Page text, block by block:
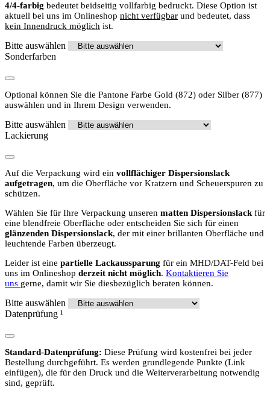
4/4-farbig bedeutet beidseitig vollfarbig bedruckt. Diese Option ist
aktuell bei uns im Onlineshop nicht verfügbar und bedeutet, dass
kein Innendruck möglich ist.
Bitte auswählen
Sonderfarben
Optional können Sie die Pantone Farbe Gold (872) oder Silber (877)
auswählen und in Ihrem Design verwenden.
Bitte auswählen
Lackierung
Auf die Verpackung wird ein vollflächiger Dispersionslack
aufgetragen, um die Oberfläche vor Kratzern und Scheuerspuren zu
schützen.
Wählen Sie für Ihre Verpackung unseren matten Dispersionslack für
eine blendfreie Oberfläche oder entscheiden Sie sich für einen
glänzenden Dispersionslack, der mit einer brillanten Oberfläche und
leuchtende Farben überzeugt.
Leider ist eine partielle Lackaussparung für ein MHD/DAT-Feld bei
uns im Onlineshop derzeit nicht möglich. Kontaktieren Sie
uns gerne, damit wir Sie diesbezüglich beraten können.
Bitte auswählen
Datenprüfung ¹
Standard-Datenprüfung: Diese Prüfung wird kostenfrei bei jeder
Bestellung durchgeführt. Es werden grundlegende Punkte (Link
einfügen), die für den Druck und die Weiterverarbeitung notwendig
sind, geprüft.